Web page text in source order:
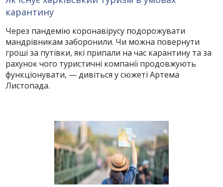
карантину
Через пандемію коронавірусу подорожувати
мандрівникам заборонили. Чи можна повернути
гроші за путівки, які припали на час карантину та за
рахунок чого туристичні компанії продовжують
функціонувати, — дивіться у сюжеті Артема
Листопада.